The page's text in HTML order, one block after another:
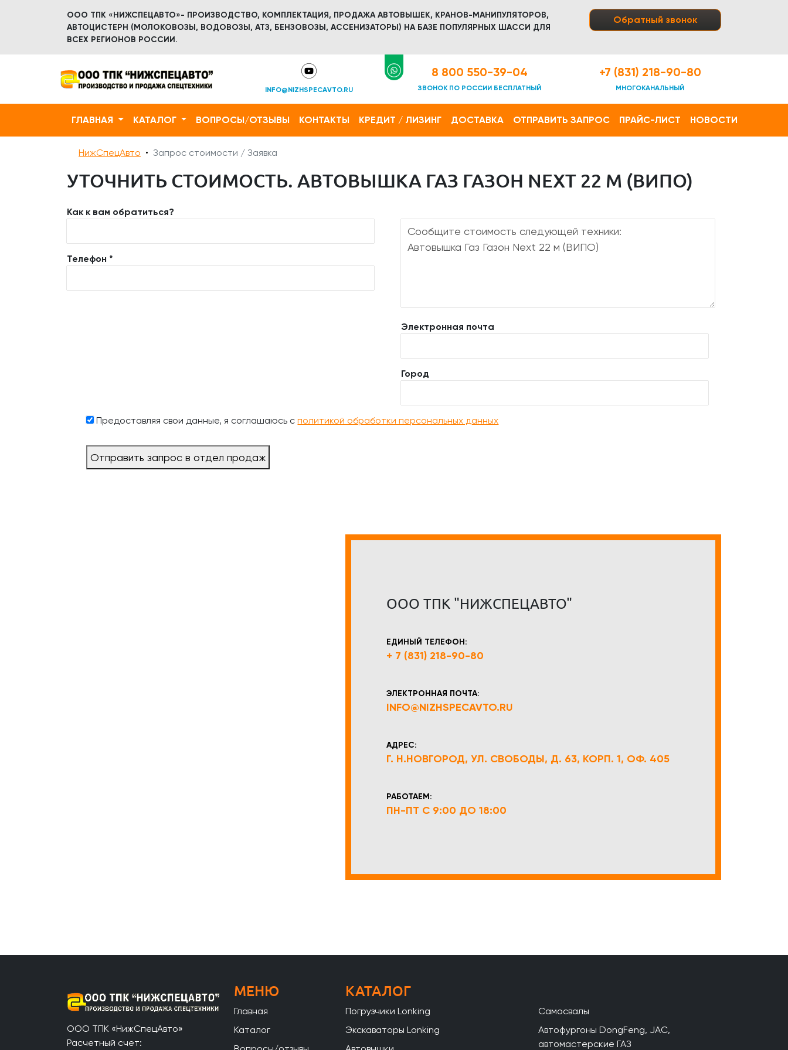
ООО ТПК «НИЖСПЕЦАВТО»- ПРОИЗВОДСТВО, КОМПЛЕКТАЦИЯ, ПРОДАЖА АВТОВЫШЕК, КРАНОВ-МАНИПУЛЯТОРОВ,
АВТОЦИСТЕРН (МОЛОКОВОЗЫ, ВОДОВОЗЫ, АТЗ, БЕНЗОВОЗЫ, АССЕНИЗАТОРЫ) НА БАЗЕ ПОПУЛЯРНЫХ ШАССИ ДЛЯ
ВСЕХ РЕГИОНОВ РОССИИ.
Обратный звонок
INFO@NIZHSPECAVTO.RU
8 800 550-39-04
ЗВОНОК ПО РОССИИ БЕСПЛАТНЫЙ
+7 (831) 218-90-80
МНОГОКАНАЛЬНЫЙ
ГЛАВНАЯ КАТАЛОГ ВОПРОСЫ/ОТЗЫВЫ КОНТАКТЫ КРЕДИТ / ЛИЗИНГ ДОСТАВКА ОТПРАВИТЬ ЗАПРОС ПРАЙС-ЛИСТ НОВОСТИ
НижСпецАвто Запрос стоимости / Заявка
УТОЧНИТЬ СТОИМОСТЬ. АВТОВЫШКА ГАЗ ГАЗОН NEXT 22 М (ВИПО)
Как к вам обратиться?
Телефон *
Электронная почта
Город
Предоставляя свои данные, я соглашаюсь сполитикой обработки персональных данных
Отправить запрос в отдел продаж
ООО ТПК "НИЖСПЕЦАВТО"
ЕДИНЫЙ ТЕЛЕФОН:
+ 7 (831) 218-90-80
ЭЛЕКТРОННАЯ ПОЧТА:
INFO@NIZHSPECAVTO.RU
АДРЕС:
Г. Н.НОВГОРОД, УЛ. СВОБОДЫ, Д. 63, КОРП. 1, ОФ. 405
РАБОТАЕМ:
ПН-ПТ С 9:00 ДО 18:00
ООО ТПК «НижСпецАвто»
Расчетный счет:
МЕНЮ
Главная
Каталог
КАТАЛОГ
Погрузчики Lonking
Экскаваторы Lonking
Самосвалы
Автофургоны DongFeng, JAC,
автомастерские ГАЗ